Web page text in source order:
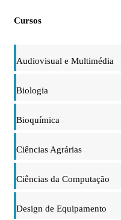
Cursos
Audiovisual e Multimédia
Biologia
Bioquímica
Ciências Agrárias
Ciências da Computação
Design de Equipamento